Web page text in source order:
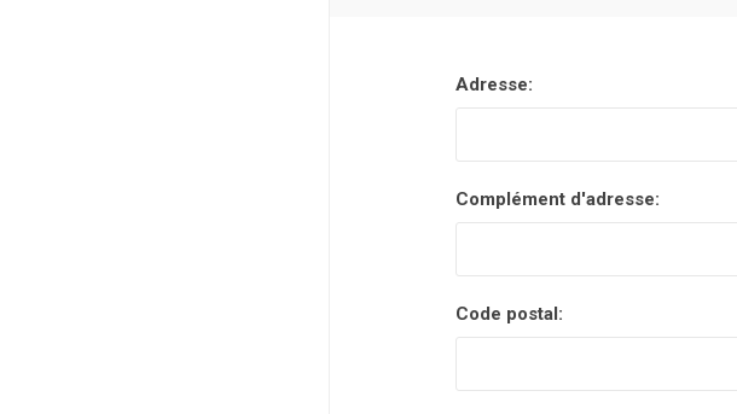
Adresse:
Complément d'adresse:
Code postal: